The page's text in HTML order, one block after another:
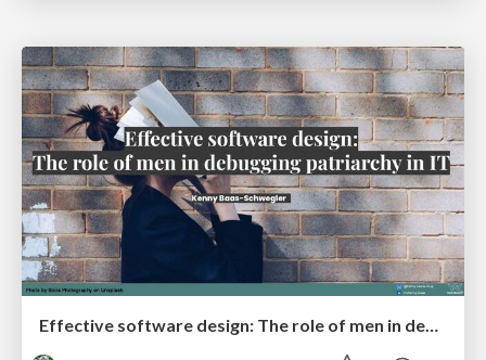
Effective software design: The role of men in debugging patriarchy in IT @ Voxxed Days AMS